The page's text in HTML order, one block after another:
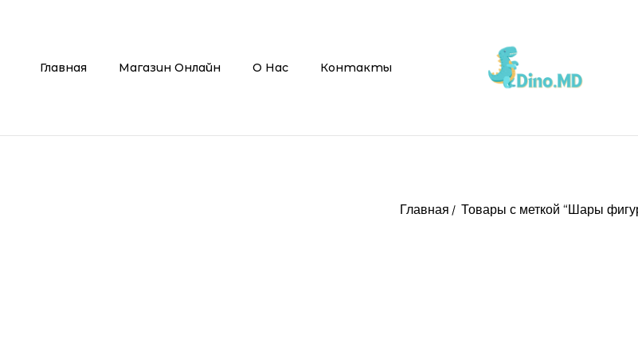
Главная Магазин Онлайн О Нас Контакты
Главная Товары с меткой “Шары